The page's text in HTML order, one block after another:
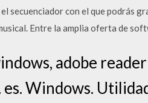
secuenciador con el que podrás
Entre la amplia oferta de
adobe
Windows.